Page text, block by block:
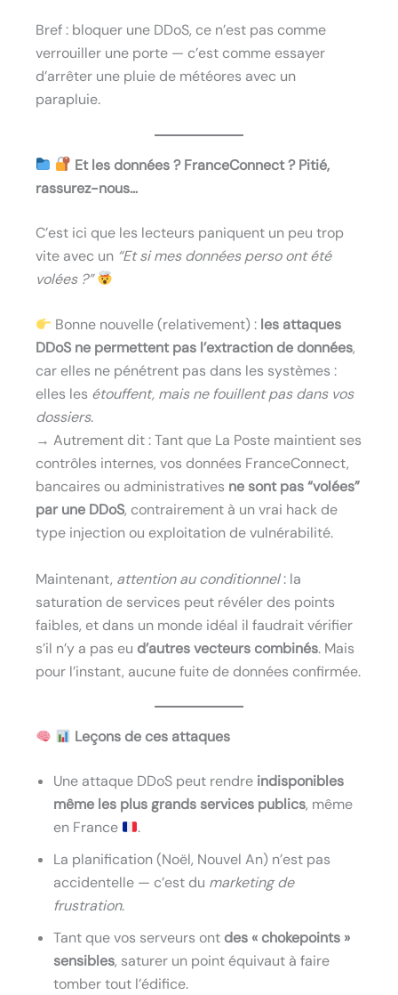
Bref : bloquer une DDoS, ce n’est pas comme
verrouiller une porte — c’est comme essayer
d’arrêter une pluie de météores avec un
parapluie.
Et les données ? FranceConnect ? Pitié,
rassurez-nous…
C’est ici que les lecteurs paniquent un peu trop
vite avec un “Et si mes données perso ont été
volées ?”
Bonne nouvelle (relativement) : les attaques
DDoS ne permettent pas l’extraction de données,
car elles ne pénétrent pas dans les systèmes :
elles les étouffent, mais ne fouillent pas dans vos
dossiers.
→ Autrement dit : Tant que La Poste maintient ses
contrôles internes, vos données FranceConnect,
bancaires ou administratives ne sont pas “volées”
par une DDoS, contrairement à un vrai hack de
type injection ou exploitation de vulnérabilité.
Maintenant, attention au conditionnel: la
saturation de services peut révéler des points
faibles, et dans un monde idéal il faudrait vérifier
s’il n’y a pas eu d’autres vecteurs combinés. Mais
pour l’instant, aucune fuite de données confirmée.
Leçons de ces attaques
Une attaque DDoS peut rendre indisponibles
même les plus grands services publics, même
en France
.
La planification (Noël, Nouvel An) n’est pas
accidentelle — c’est du marketing de
frustration.
Tant que vos serveurs ontdes « chokepoints »
sensibles, saturer un point équivaut à faire
tomber tout l’édifice.